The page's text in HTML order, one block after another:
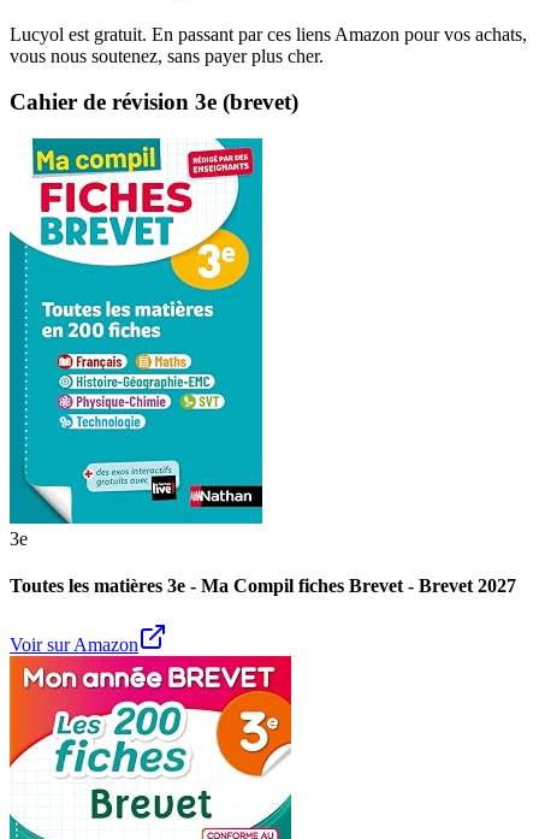
Lucyol est gratuit. En passant par ces liens Amazon pour vos achats,
vous nous soutenez, sans payer plus cher.
Cahier de révision 3e (brevet)
3e
Toutes les matières 3e - Ma Compil fiches Brevet - Brevet 2027
Voir sur Amazon